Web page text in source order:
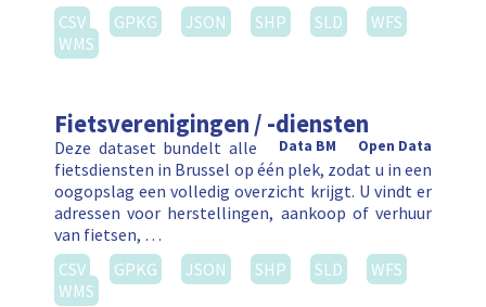
CSV
GPKG JSON SHP SLD
WFS
WMS
Fietsverenigingen / -diensten
Open Data
Data BM
Deze dataset bundelt alle
fietsdiensten in Brussel op één plek, zodat u in een
oogopslag een volledig overzicht krijgt. U vindt er
adressen voor herstellingen, aankoop of verhuur
van fietsen, …
CSV
GPKG JSON SHP SLD
WFS
WMS